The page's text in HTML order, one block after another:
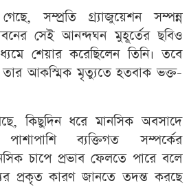
সম্প্রতি গ্র্যাজুয়েশন সম্পন্ন
সেই আনন্দঘন মুহূর্তের ছবিও
শেয়ার করেছিলেন তিনি। তবে
তার আকস্মিক মৃত্যুতে হতবাক ভক্ত-
কিছুদিন ধরে মানসিক অবসাদে
ব্যক্তিগত সম্পর্কের
চাপে প্রভাব ফেলতে পারে বলে
প্রকৃত কারণ জানতে তদন্ত করছে